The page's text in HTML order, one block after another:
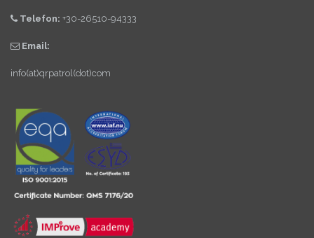
Telefon: +30-26510-94333
Email:
info(at)qrpatrol(dot)com